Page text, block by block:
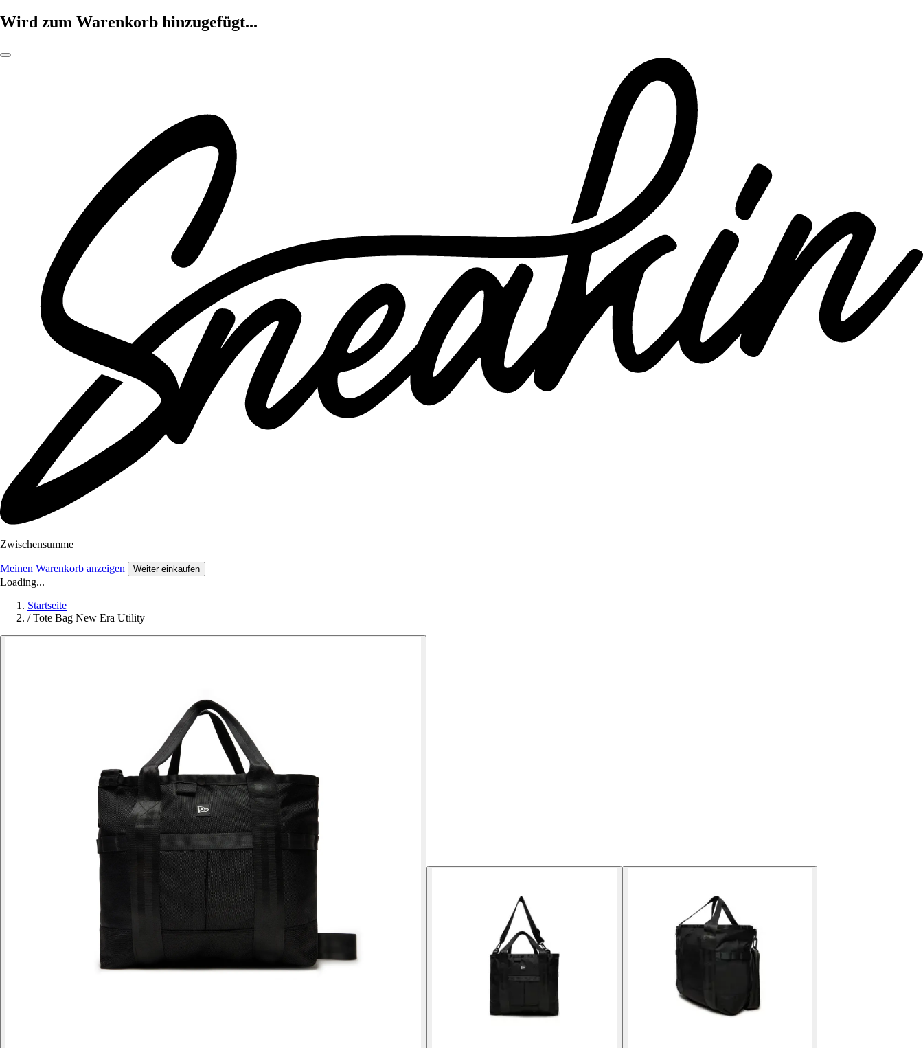
Wird zum Warenkorb hinzugefügt...
Zwischensumme
Meinen Warenkorb anzeigen Weiter einkaufen
Loading...
Startseite
/ Tote Bag New Era Utility